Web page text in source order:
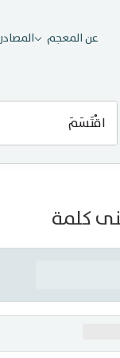
عن المعجم المصادر
كلمة